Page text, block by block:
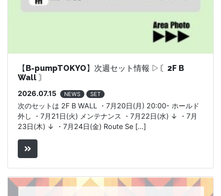
【B-pumpTOKYO】次週セット情報 ▷〘2F B
Wall 〙
2026.07.15 NEWS SET
次のセットは 2F B WALL ・7月20日(月) 20:00- ホールド
外し ・7月21日(火) メンテナンス ・7月22日(水) ↓ ・7月
23日(木) ↓ ・7月24日(金) Route Se […]